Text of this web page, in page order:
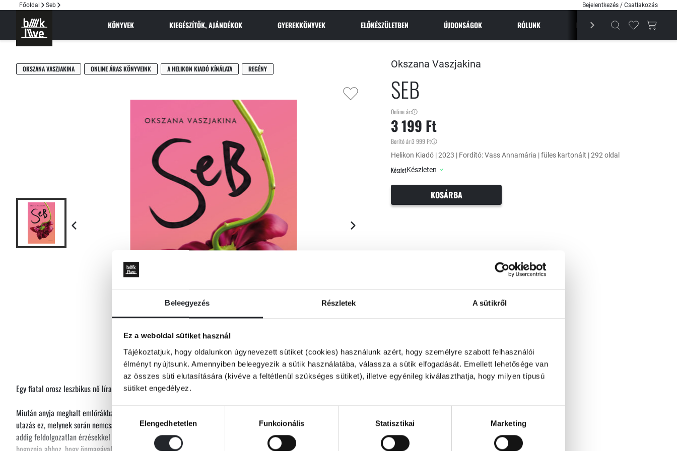
Beleegyezés Részletek A sütikről
Ez a weboldal sütiket használ
Tájékoztatjuk, hogy oldalunkon úgynevezett sütiket (cookies) használunk azért, hogy személyre szabott felhasználói
élményt nyújtsunk. Amennyiben beleegyezik a sütik használatába, válassza a sütik elfogadását. Emellett lehetősége van
az összes süti elutasítására (kivéve a feltétlenül szükséges sütiket), illetve egyénileg kiválaszthatja, hogy milyen típusú
sütiket engedélyez.
Hozzájárulás
kiválasztásaElengedhetetlen Funkcionális Statisztikai Marketing
Főoldal Seb Bejelentkezés / Csatlakozás
KÖNYVEK KIEGÉSZÍTŐK, AJÁNDÉKOK GYEREKKÖNYVEK ELŐKÉSZÜLETBEN ÚJDONSÁGOK RÓLUNK BESTSELLEREK MAGAZIN
OKSZANA VASZJAKINA ONLINE ÁRAS KÖNYVEINK A HELIKON KIADÓ KÍNÁLATA REGÉNY
Egy fiatal orosz leszbikus nő lírai és mélyen megrázó története.
Miután anyja meghalt emlőrákban, Okszana, a költőnő úgy dönt, elviszi hamvait szibériai szülővárosába. Nagy
utazás ez, melynek során nemcsak gyermekkorának helyszíneit látogatja újra, hanem az anyjához fűződő nyers,
addig feldolgozatlan érzésekkel is számot kell vetnie: a harag és a szeretet olyan csomójával, amelyet ki kell
Okszana Vaszjakina
SEB
Online ár:
3 199 Ft
Borító ár:3 999 Ft
Helikon Kiadó | 2023 | Fordító: Vass Annamária | füles kartonált | 292 oldal
KészletKészleten
KOSÁRBA